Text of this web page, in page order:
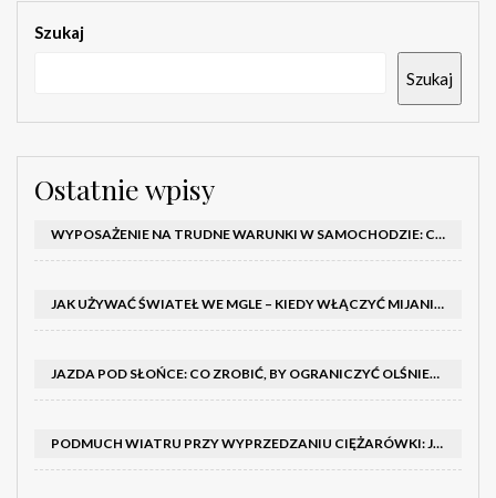
Szukaj
Szukaj
Ostatnie wpisy
WYPOSAŻENIE NA TRUDNE WARUNKI W SAMOCHODZIE: CO MIEĆ ZIMĄ, W TRASIE I NA WYPADEK AWARII
JAK UŻYWAĆ ŚWIATEŁ WE MGLE – KIEDY WŁĄCZYĆ MIJANIA I PRZECIWMGIELNE ORAZ CZEGO NIE ROBIĆ
JAZDA POD SŁOŃCE: CO ZROBIĆ, BY OGRANICZYĆ OLŚNIENIE I POPRAWIĆ WIDOCZNOŚĆ
PODMUCH WIATRU PRZY WYPRZEDZANIU CIĘŻARÓWKI: JAK UTRZYMAĆ TOR JAZDY I OPANOWAĆ AUTO